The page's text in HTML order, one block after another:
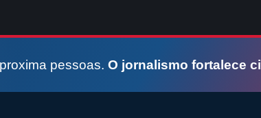
pessoas. O jornalismo fortalece